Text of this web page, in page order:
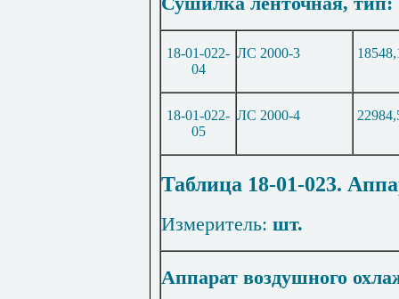
18-01-022-
04
ЛС 2000-3
18-01-022-
05
ЛС 2000-4
Таблица 18-01-023.
Измеритель: шт.
Аппарат воздушного